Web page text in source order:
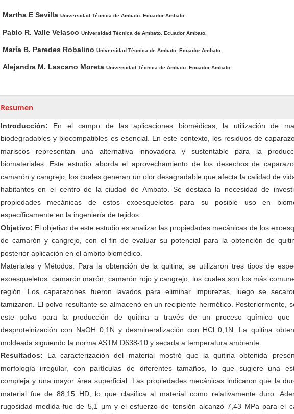
Martha E Sevilla Universidad Técnica de Ambato. Ecuador Ambato.
Pablo R. Valle Velasco Universidad Técnica de Ambato. Ecuador Ambato.
María B. Paredes Robalino Universidad Técnica de Ambato. Ecuador Ambato.
Alejandra M. Lascano Moreta Universidad Técnica de Ambato. Ecuador Ambato.
Resumen
Introducción: En el campo de las aplicaciones biomédicas, la utilización de
biodegradables y biocompatibles es esencial. En este contexto, los residuos de
mariscos representan una alternativa innovadora y sustentable para la
biomateriales. Este estudio aborda el aprovechamiento de los desechos de
camarón y cangrejo, los cuales generan un olor desagradable que afecta la calidad de
habitantes en el centro de la ciudad de Ambato. Se destaca la necesidad de
propiedades mecánicas de estos exoesqueletos para su posible uso en
específicamente en la ingeniería de tejidos.
Objetivo: El objetivo de este estudio es analizar las propiedades mecánicas de los
de camarón y cangrejo, con el fin de evaluar su potencial para la obtención de
posterior aplicación en el ámbito biomédico.
Materiales y Métodos: Para la obtención de la quitina, se utilizaron tres tipos de
exoesqueletos: camarón marón, camarón rojo y cangrejo, los cuales son los más
región. Los caparazones fueron lavados para eliminar impurezas, luego se
tamizaron. El polvo resultante se almacenó en un recipiente hermético. Posteriormente,
este polvo para la producción de quitina a través de un proceso químico que
desproteinización con NaOH 0,1N y desmineralización con HCl 0,1N. La quitina
moldeada siguiendo la norma ASTM D638-10 y secada a temperatura ambiente.
Resultados: La caracterización del material mostró que la quitina obtenida
morfología irregular, con partículas de diferentes tamaños, lo que sugiere una
compleja y una mayor área superficial. Las propiedades mecánicas indicaron que la
material fue de 88,15 HD, lo que clasifica al material como relativamente duro.
rugosidad medida fue de 5,1 μm y el esfuerzo de tensión alcanzó 7,43 MPa para el